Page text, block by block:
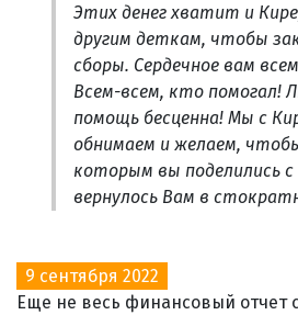
Этих денег хватит и
другим деткам, чтобы
сборы. Сердечное вам
Всем-всем, кто помогал!
помощь бесценна! Мы с
обнимаем и желаем,
которым вы поделились с
вернулось Вам в
9 сентября 2022
Еще не весь финансовый отчет